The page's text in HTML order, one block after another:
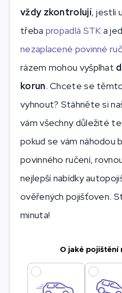
vždy zkontrolují, jestli
třeba propadlá STKa
nezaplacené povinné
rázem mohou vyšplhat
korun. Chcete se
vyhnout? Stáhněte si
vám všechny důležité
pokud se vám náhodou
povinného ručení,
nejlepší nabídky
ověřených pojišťoven.
minuta!